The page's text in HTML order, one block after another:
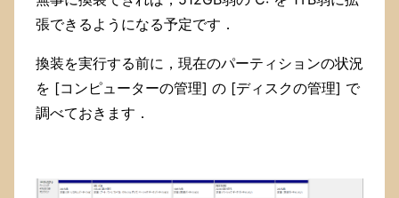
張できるようになる予定です．
換装を実行する前に，現在のパーティションの状況
を [コンピューターの管理] の [ディスクの管理] で
調べておきます．